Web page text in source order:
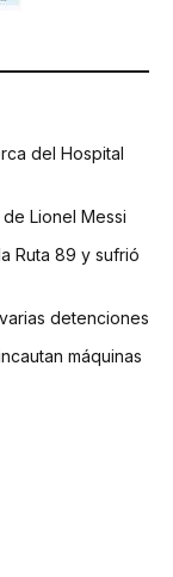
del Hospital
Lionel Messi
Ruta 89 y sufrió
detenciones
máquinas